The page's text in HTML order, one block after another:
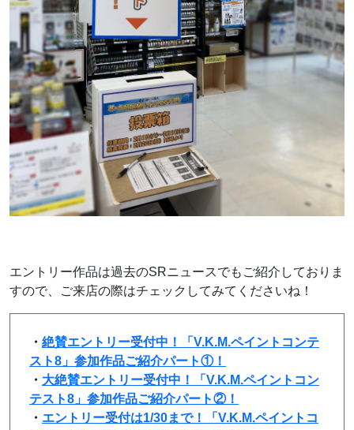
エントリー作品は過去のSRニュースでもご紹介しておりま
すので、ご来店の際はチェックしてみてくださいね！
・ 絶賛エントリー受付中！「V.K.M.ペイントコンテ
スト8」参加作品ご紹介パート①！
・ 大絶賛エントリー受付中！「V.K.M.ペイントコン
テスト8」参加作品ご紹介パート②！
・ エントリー受付は1/30まで！「V.K.M.ペイントコ